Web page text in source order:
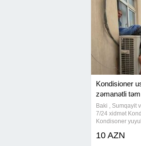
Kondisioner
zəmanətli təm
Baki , Sumqayit
7/24 xidmət
Kondisoner
maksimum
10 AZN